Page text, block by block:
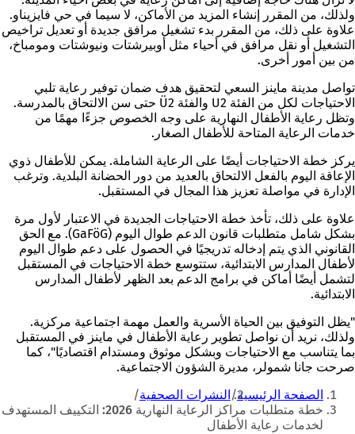
ولذلك، من المقرر إنشاء المزيد من الأماكن، لا سيما في حي فايزيناو.
علاوة على ذلك، من المقرر بدء تشغيل مرافق جديدة أو تعديل تراخيص
التشغيل أو نقل مرافق في أحياء مثل أوبيرشتات ونيوشتات ومومباخ،
من بين أمور أخرى.
تواصل مدينة ماينز السعي لتحقيق هدف ضمان توفير رعاية تلبي
الاحتياجات لكل من الفئة U2 والفئة Ü2 حتى سن الالتحاق بالمدرسة.
وتظل رعاية الأطفال النهارية على وجه الخصوص جزءًا مهمًا من
خدمات الرعاية المتاحة للأطفال الصغار.
يركز خطة الاحتياجات أيضًا على الرعاية الشاملة. يمكن للأطفال ذوي
الإعاقة اليوم بالفعل الالتحاق بالعديد من دور الحضانة البلدية. وترغب
الإدارة في مواصلة تعزيز هذا المجال في المستقبل.
علاوة على ذلك، تأخذ خطة الاحتياجات الجديدة في الاعتبار لأول مرة
بشكل شامل متطلبات قانون الدعم طوال اليوم (GaFöG). مع الحق
القانوني الذي يتم إدخاله تدريجيًا في الحصول على دعم طوال اليوم
لأطفال المدارس الابتدائية، ستتوسع خطة الاحتياجات في المستقبل
لتشمل أيضًا أماكن في برامج الدعم بعد الظهر لأطفال المدارس
الابتدائية.
"يظل التوفيق بين الحياة الأسرية والعمل مهمة اجتماعية مركزية.
ولذلك، نريد أن نواصل تطوير رعاية الأطفال في ماينز في المستقبل
بما يتناسب مع الاحتياجات وبشكل موثوق ومستدام اقتصاديًا"، كما
صرحت جانا شمولر، مديرة الشؤون الاجتماعية.
أنت
هنا
الصفحة الرئيسية
النشرات الصحفية
خطة متطلبات مراكز الرعاية النهارية 2026: التكييف المستهدف
لخدمات رعاية الأطفال